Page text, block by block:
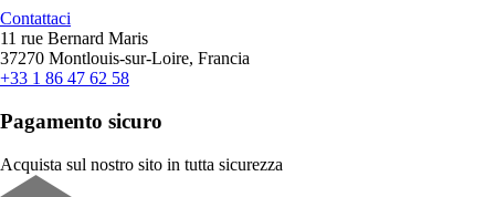
Contattaci
11 rue Bernard Maris
37270 Montlouis-sur-Loire, Francia
+33 1 86 47 62 58
Pagamento sicuro
Acquista sul nostro sito in tutta sicurezza